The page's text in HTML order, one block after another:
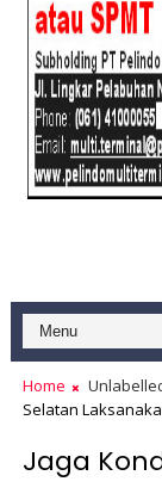
Home
Selatan
Jaga